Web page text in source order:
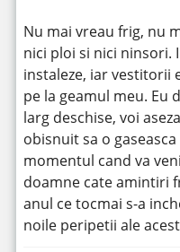
Nu mai vreau frig, nu
nici ploi si nici ninsori.
instaleze, iar vestitorii
pe la geamul meu. Eu
larg deschise, voi
obisnuit sa o
momentul cand va
doamne cate amintiri
anul ce tocmai s-a
noile peripetii ale